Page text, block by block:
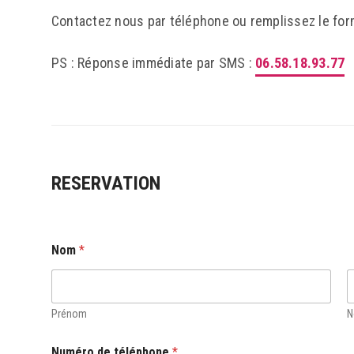
Contactez nous par téléphone ou remplissez le
PS : Réponse immédiate par SMS : 06.58.18.93.77
RESERVATION
Nom*
Prénom